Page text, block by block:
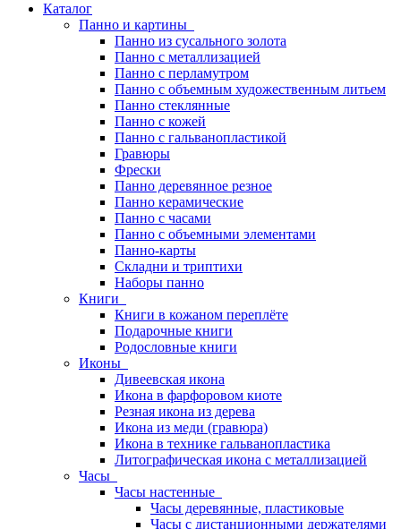
Каталог
Панно и картины
Панно из сусального золота
Панно с металлизацией
Панно с перламутром
Панно с объемным художественным литьем
Панно стеклянные
Панно с кожей
Панно с гальванопластикой
Гравюры
Фрески
Панно деревянное резное
Панно керамические
Панно с часами
Панно с объемными элементами
Панно-карты
Складни и триптихи
Наборы панно
Книги
Книги в кожаном переплёте
Подарочные книги
Родословные книги
Иконы
Дивеевская икона
Икона в фарфоровом киоте
Резная икона из дерева
Икона из меди (гравюра)
Икона в технике гальванопластика
Литографическая икона с металлизацией
Часы
Часы настенные
Часы деревянные, пластиковые
Часы с дистанционными держателями